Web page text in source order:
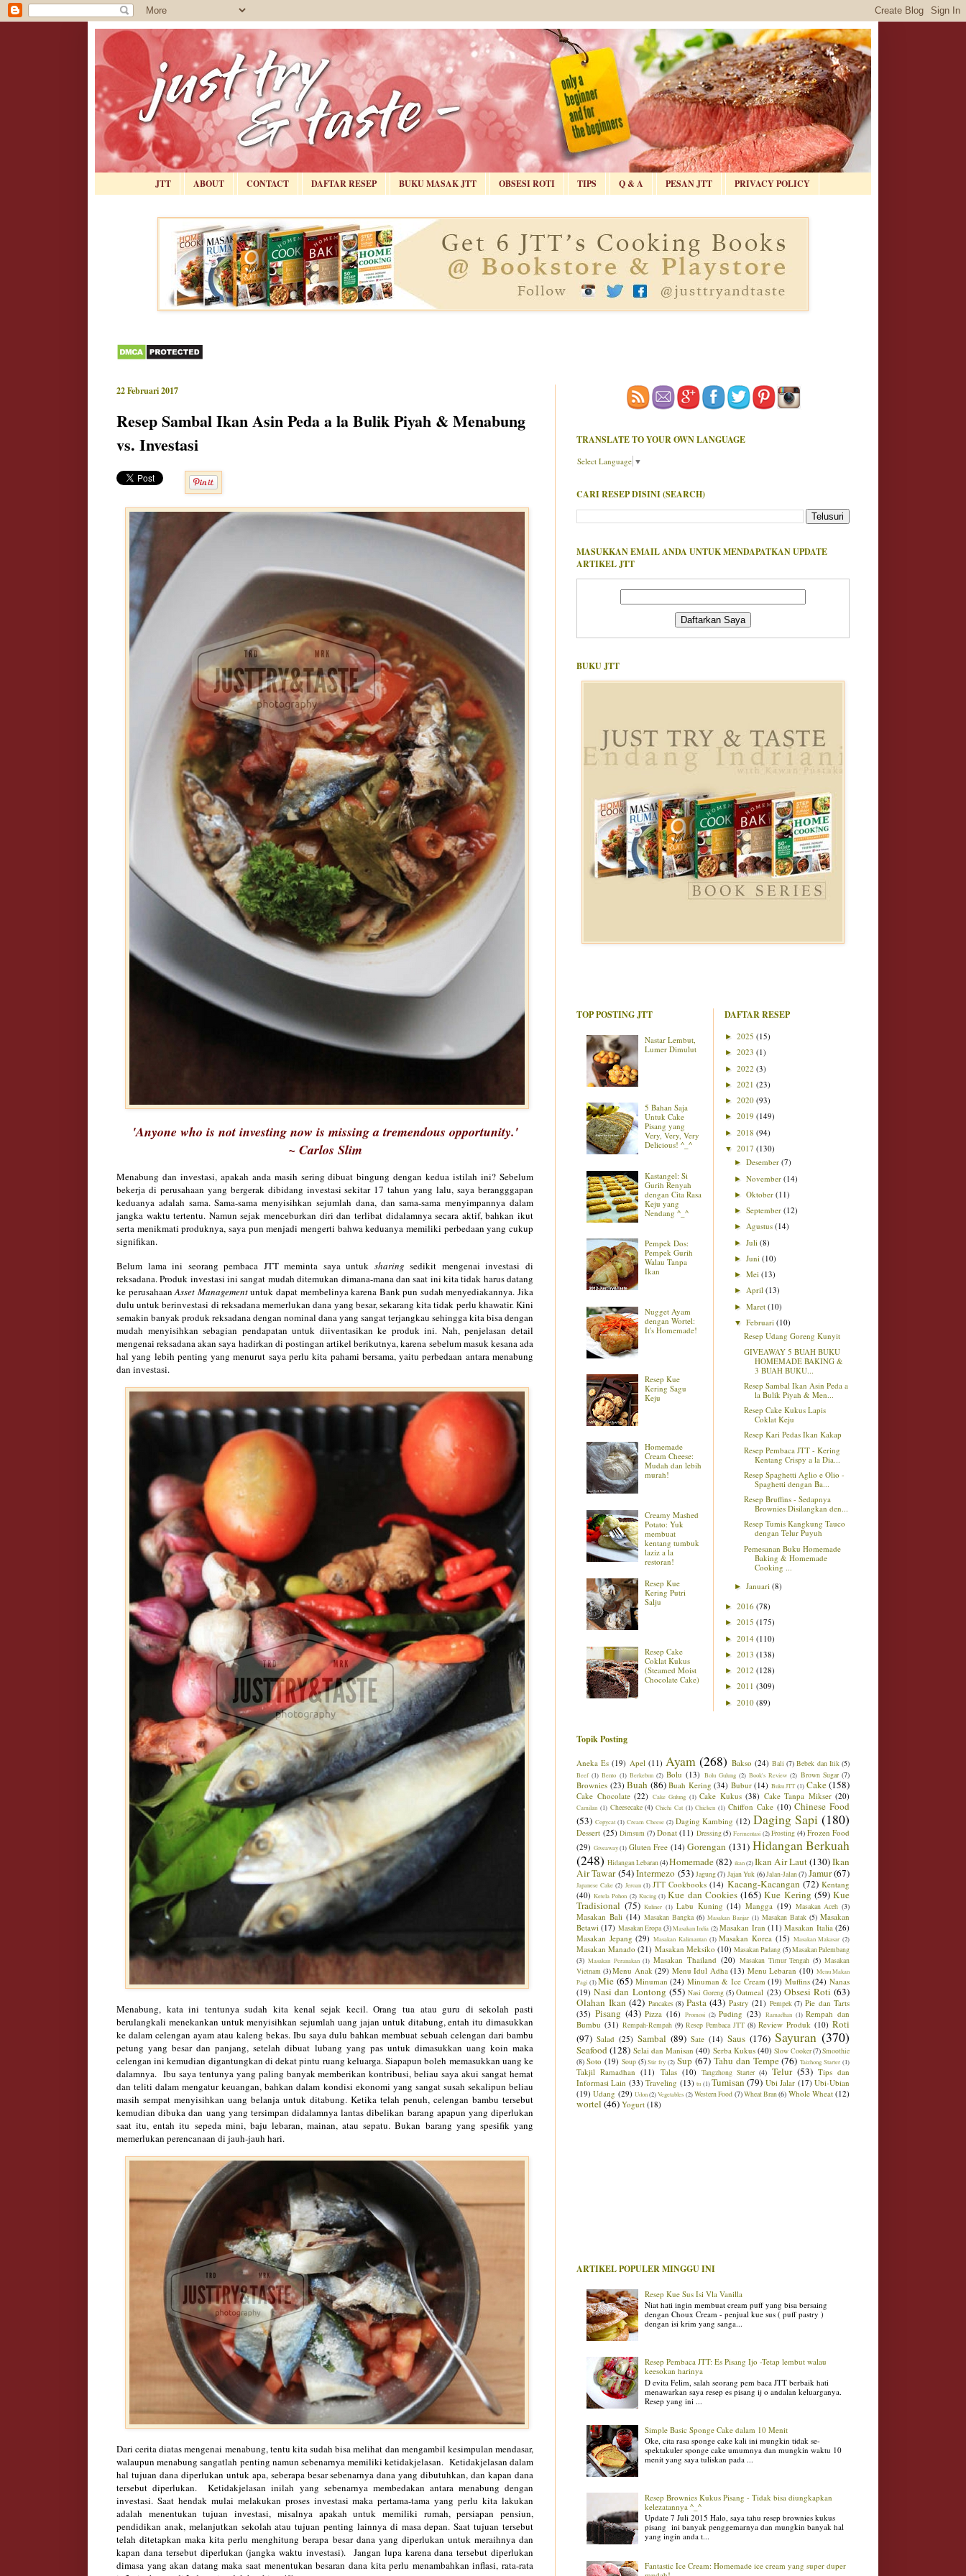
JTT ABOUT CONTACT DAFTAR RESEP BUKU MASAK JTT OBSESI ROTI TIPS Q & A PESAN JTT PRIVACY POLICY
22 Februari 2017
Resep Sambal Ikan Asin Peda a la Bulik Piyah & Menabung
vs. Investasi
'Anyone who is not investing now is missinga tremendous opportunity.'
~ Carlos Slim
Menabung dan investasi, apakah anda masih sering dibuat bingung dengan kedua istilah ini? Sebelum
bekerja di perusahaan yang bergerak dibidang investasi sekitar 17 tahun yang lalu, saya berangggapan
keduanya adalah sama. Sama-sama menyisihkan sejumlah dana, dan sama-sama menyimpannya dalam
jangka waktu tertentu. Namun sejak menceburkan diri dan terlibat didalamnya secara aktif, bahkan ikut
serta menikmati produknya, saya pun menjadi mengerti bahwa keduanya memiliki perbedaan yang cukup
signifikan.
Belum lama ini seorang pembaca JTT meminta saya untuk sharing sedikit mengenai investasi di
reksadana. Produk investasiinisangat mudah ditemukan dimana-manadan saat ini kita tidak harus datang
ke perusahaanAsset Managementuntuk dapat membelinyakarena Bank pun sudah menyediakannya. Jika
dulu untuk berinvestasi di reksadana memerlukan dana yang besar,sekarangkita tidak perlu khawatir.Kini
semakin banyakproduk reksadanadengan nominal dana yang sangat terjangkau sehinggakita bisa dengan
mudah menyisihkan sebagian pendapatan untuk diiventasikanke produk ini. Nah, penjelasan detail
mengenai reksadana akan saya hadirkan di postingan artikel berikutnya, karena sebelum masuk kesana ada
hal yang lebih penting yang menurut saya perlu kita pahami bersama,yaituperbedaan antara menabung
dan investasi.
Menabung, kata ini tentunya sudah kita kenal sejak kecil. Orang tua atau guru di sekolahpasti
berulangkali menekankan untuk menyisihkan sejumlah uang jajan untuk ditabung, entahitudimasukkan
ke dalam celengan ayam atau kaleng bekas. Ibu saya dulu bahkan membuat sebuah celengan dari bambu
petungyang besar dan panjang, setelah dibuat lubang yang pas untuk dimasukkan uang koin maka
celengan ini kemudian digantungkan didekat pintu ruang keluarga. Siapapun boleh memasukkan uang ke
dalamnya. Ibu saya tentunya yang paling banyakmemberikan kontribusi, beliau saya akui sangat hemat
dan teliti dalam mengatur keuangan,bahkan dalam kondisi ekonomi yang sangat susah sekalipun beliau
masih sempat menyisihkan uang belanja untuk ditabung. Ketika telah penuh, celengan bambu tersebut
kemudian dibuka dan uang yang tersimpan didalamnya lantasdibelikan barang apapun yang diperlukan
saat itu, entah itu sepeda mini, baju lebaran,mainan, atau sepatu. Bukan barang yang spesifik yang
memerlukan perencanaan di jauh-jauh hari.
Dari cerita diatas mengenai menabung,tentu kitasudah bisa melihat dan mengambil kesimpulan mendasar,
walaupun menabung sangatlah penting namun sebenarnya memiliki ketidakjelasan. Ketidakjelasan dalam
hal tujuan dana diperlukan untuk apa, seberapa besar sebenarnya dana yang dibutuhkan, dankapan dana
tersebut diperlukan.Ketidakjelasan inilah yang sebenarnya membedakan antara menabung dengan
investasi. Saat hendak mulai melakukan proses investasi maka pertama-tama yangperlu kita lakukan
adalah menentukan tujuan investasi, misalnya apakahuntuk memiliki rumah,persiapan pensiun,
pendidikan anak, melanjutkan sekolah atau tujuan penting lainnya di masa depan. Saat tujuan tersebut
telah ditetapkan maka kita perlu menghitung berapa besar dana yang diperlukan untuk meraihnyadan
kapan dana tersebut diperlukan (jangka waktu investasi). Jangan lupa karena danatersebut diperlukan
dimasa yang akan datang maka saat menentukanbesaran dana kita perlu menambahkan inflasi,rata-rata
TRANSLATE TO YOUR OWN LANGUAGE
Select Language ▼
CARI RESEP DISINI (SEARCH)
MASUKKAN EMAIL ANDA UNTUK MENDAPATKAN UPDATE
ARTIKEL JTT
BUKU JTT
TOP POSTING JTT
Nastar Lembut,
Lumer Dimulut
5 Bahan Saja
Untuk Cake
Pisang yang
Very, Very, Very
Delicious! ^_^
Kastangel: Si
Gurih Renyah
dengan Cita Rasa
Keju yang
Nendang ^_^
Pempek Dos:
Pempek Gurih
Walau Tanpa
Ikan
Nugget Ayam
dengan Wortel:
It's Homemade!
Resep Kue
Kering Sagu
Keju
Homemade
Cream Cheese:
Mudah dan lebih
murah!
Creamy Mashed
Potato: Yuk
membuat
kentang tumbuk
laziz a la
restoran!
Resep Kue
Kering Putri
Salju
Resep Cake
Coklat Kukus
(Steamed Moist
Chocolate Cake)
DAFTAR RESEP
► 2025 (15)
► 2023 (1)
► 2022 (3)
► 2021 (23)
► 2020 (93)
► 2019 (149)
► 2018 (94)
▼ 2017 (130)
►Desember(7)
►November(14)
►Oktober(11)
►September(12)
►Agustus(14)
►Juli(8)
►Juni(10)
►Mei(13)
►April(13)
►Maret(10)
▼Februari(10)
Resep Udang Goreng Kunyit
GIVEAWAY 5 BUAH BUKU
HOMEMADE BAKING &
3 BUAH BUKU...
Resep Sambal Ikan Asin Peda a
la Bulik Piyah & Men...
Resep Cake Kukus Lapis
Coklat Keju
Resep Kari Pedas Ikan Kakap
Resep Pembaca JTT - Kering
Kentang Crispy a la Dia...
Resep Spaghetti Aglio e Olio -
Spaghetti dengan Ba...
Resep Bruffins - Sedapnya
Brownies Disilangkan den...
Resep Tumis Kangkung Tauco
dengan Telur Puyuh
Pemesanan Buku Homemade
Baking & Homemade
Cooking ...
►Januari(8)
► 2016 (78)
► 2015 (175)
► 2014 (110)
► 2013 (138)
► 2012 (128)
► 2011 (309)
► 2010 (89)
Topik Posting
Aneka Es (19) Apel (11) Ayam (268) Bakso (24) Bali (7) Bebek dan Itik (5)
Beef (1) Bento (1) Berkebun (2) Bolu (13) Bolu Gulung (2) Book's Review (2) Brown Sugar (7)
Brownies (23) Buah (86) Buah Kering (34) Bubur (14) Buku JTT (1) Cake(158)
Cake Chocolate (22) Cake Gulung (1) Cake Kukus (38) Cake Tanpa Mikser (20)
Camilan (1) Cheesecake (4) Chichi Cat (1) Chicken (1) Chiffon Cake (10) Chinese Food
(53) Copycat (1) Cream Cheese (2) Daging Kambing (12) Daging Sapi (180)
Dessert (25) Dimsum (7) Donat (11) Dressing (5) Fermentasi (2) Frosting (4) Frozen Food
(29) Giveaway (1) Gluten Free (14) Gorengan (131) Hidangan Berkuah
(248) Hidangan Lebaran(4)Homemade(82) ikan (2) Ikan Air Laut(130)Ikan
Air Tawar (54)Intermezo (53) Jagung(7) Jajan Yuk (6)Jalan-Jalan(7) Jamur(67)
Japanese Cake (2) Jeroan (1) JTT Cookbooks (14) Kacang-Kacangan (72) Kentang
(40) Ketela Pohon (2) Kucing (1) Kue dan Cookies (165) Kue Kering (59) Kue
Tradisional (75) Kuliner (1) Labu Kuning (14) Mangga (19) Masakan Aceh (3)
Masakan Bali (14) Masakan Bangka (6) Masakan Banjar (1) Masakan Batak (5) Masakan
Betawi (17) Masakan Eropa (3) Masakan India (2) Masakan Iran (11) Masakan Italia (26)
Masakan Jepang (29) Masakan Kalimantan (1) Masakan Korea (15) Masakan Makasar (2)
Masakan Manado (21) Masakan Meksiko (10) Masakan Padang (5)Masakan Palembang
(3) Masakan Peranakan (1) Masakan Thailand (20) Masakan Timur Tengah (5) Masakan
Vietnam (3)Menu Anak (29) Menu Idul Adha (13) Menu Lebaran (10) Menu Makan
Pagi (1) Mie (65) Minuman (24) Minuman & Ice Cream (19) Muffins (24) Nanas
(19) Nasi dan Lontong (55) Nasi Goreng (5) Oatmeal (23) Obsesi Roti (63)
Olahan Ikan (42) Pancakes (8) Pasta (43) Pastry (21) Pempek (7) Pie dan Tarts
(35) Pisang (43) Pizza (16) Promosi (2) Puding (23) Ramadhan (1) Rempah dan
Bumbu (31) Rempah-Rempah (9) Resep Pembaca JTT (8) Review Produk (10) Roti
(97) Salad (25) Sambal (89) Sate (14) Saus (176) Sayuran (370)
Seafood(128) Selai dan Manisan (40) Serba Kukus (40) Slow Cooker(7)Smoothie
(8) Soto (19) Soup (5) Stir fry (2) Sup (67) Tahu dan Tempe (76) Taizhong Starter (1)
Takjil Ramadhan (11) Talas (10) Tangzhong Starter (4) Telur (53) Tips dan
Informasi Lain (33) Traveling (13) tu (1) Tumisan (79) Ubi Jalar (17) Ubi-Ubian
(19) Udang (29) Udon (2) Vegetables (2) Western Food (7)Wheat Bran(6) Whole Wheat (12)
wortel (46) Yogurt (18)
ARTIKEL POPULER MINGGU INI
Resep Kue Sus Isi Vla Vanilla
Niat hati ingin membuat cream puff yang bisa bersaing
dengan Choux Cream - penjual kue sus ( puff pastry )
dengan isi krim yang sanga...
Resep Pembaca JTT: Es Pisang Ijo -Tetap lembut walau
keesokan harinya
D evita Felim, salah seorang pem baca JTT berbaik hati
menawarkan saya resep es pisang ij o andalan keluarganya.
Resep yang ini ...
Simple Basic Sponge Cake dalam 10 Menit
Oke, cita rasa sponge cake kali ini mungkin tidak se-
spektakuler sponge cake umumnya dan mungkin waktu 10
menit yang saya tuliskan pada ...
Resep Brownies Kukus Pisang - Tidak bisa diungkapkan
kelezatannya ^_^
Update 7 Juli 2015 Halo, saya tahu resep brownies kukus
pisang ini banyak penggemarnya dan mungkin banyak hal
yang ingin anda t...
Fantastic Ice Cream: Homemade ice cream yang super duper